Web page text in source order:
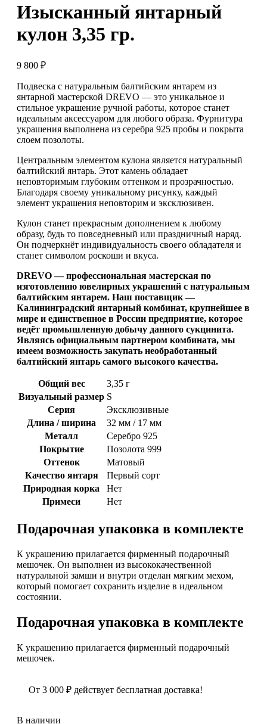
Изысканный янтарный
кулон 3,35 гр.
9 800 ₽
Подвеска с натуральным балтийским янтарем из
янтарной мастерской DREVO — это уникальное и
стильное украшение ручной работы, которое станет
идеальным аксессуаром для любого образа. Фурнитура
украшения выполнена из серебра 925 пробы и покрыта
слоем позолоты.
Центральным элементом кулона является натуральный
балтийский янтарь. Этот камень обладает
неповторимым глубоким оттенком и прозрачностью.
Благодаря своему уникальному рисунку, каждый
элемент украшения неповторим и эксклюзивен.
Кулон станет прекрасным дополнением к любому
образу, будь то повседневный или праздничный наряд.
Он подчеркнёт индивидуальность своего обладателя и
станет символом роскоши и вкуса.
DREVO — профессиональная мастерская по
изготовлению ювелирных украшений с натуральным
балтийским янтарем. Наш поставщик —
Калининградский янтарный комбинат, крупнейшее в
мире и единственное в России предприятие, которое
ведёт промышленную добычу данного сукцинита.
Являясь официальным партнером комбината, мы
имеем возможность закупать необработанный
балтийский янтарь самого высокого качества.
Общий вес
3,35 г
Визуальный размер S
Серия
Эксклюзивные
Длина / ширина
32 мм / 17 мм
Металл
Серебро 925
Покрытие
Позолота 999
Оттенок
Матовый
Качество янтаря
Первый сорт
Природная корка
Нет
Примеси
Нет
Подарочная упаковка в комплекте
К украшению прилагается фирменный подарочный
мешочек. Он выполнен из высококачественной
натуральной замши и внутри отделан мягким мехом,
который помогает сохранить изделие в идеальном
состоянии.
Подарочная упаковка в комплекте
К украшению прилагается фирменный подарочный
мешочек.
От 3 000 ₽ действует бесплатная доставка!
В наличии